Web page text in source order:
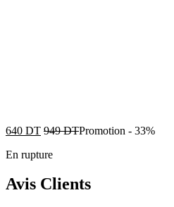
640 DT 949DTPromotion - 33%
En rupture
Avis Clients